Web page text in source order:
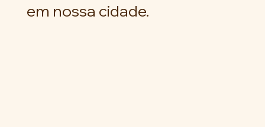
em nossa cidade.